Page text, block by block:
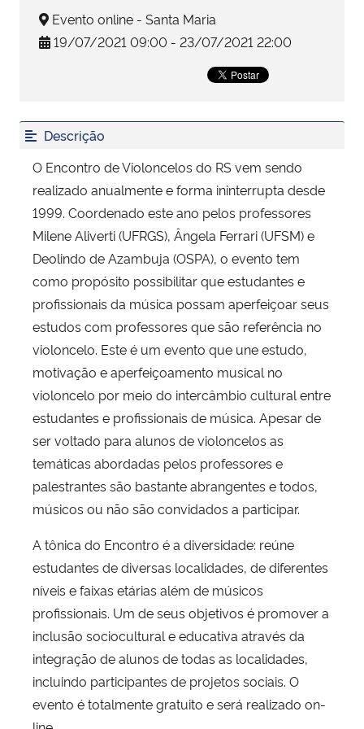
Secretaria-Geral
Gabinete de Segurança Institucional
Advocacia-Geral da União
Banco Central do Brasil
Planalto
Evento online - Santa Maria
19/07/2021 09:00 - 23/07/2021 22:00
Descrição
O Encontro de Violoncelos do RS vem sendo
realizado anualmente e forma ininterrupta desde
1999. Coordenado este ano pelos professores
Milene Aliverti (UFRGS), Ângela Ferrari (UFSM) e
Deolindo de Azambuja (OSPA), o evento tem
como propósito possibilitar que estudantes e
profissionais da música possam aperfeiçoar seus
estudos com professores que são referência no
violoncelo. Este é um evento que une estudo,
motivação e aperfeiçoamento musical no
violoncelo por meio do intercâmbio cultural entre
estudantes e profissionais de música. Apesar de
ser voltado para alunos de violoncelos as
temáticas abordadas pelos professores e
palestrantes são bastante abrangentes e todos,
músicos ou não são convidados a participar.
A tônica do Encontro é a diversidade: reúne
estudantes de diversas localidades, de diferentes
níveis e faixas etárias além de músicos
profissionais. Um de seus objetivos é promover a
inclusão sociocultural e educativa através da
integração de alunos de todas as localidades,
incluindo participantes de projetos sociais. O
evento é totalmente gratuito e será realizado on-